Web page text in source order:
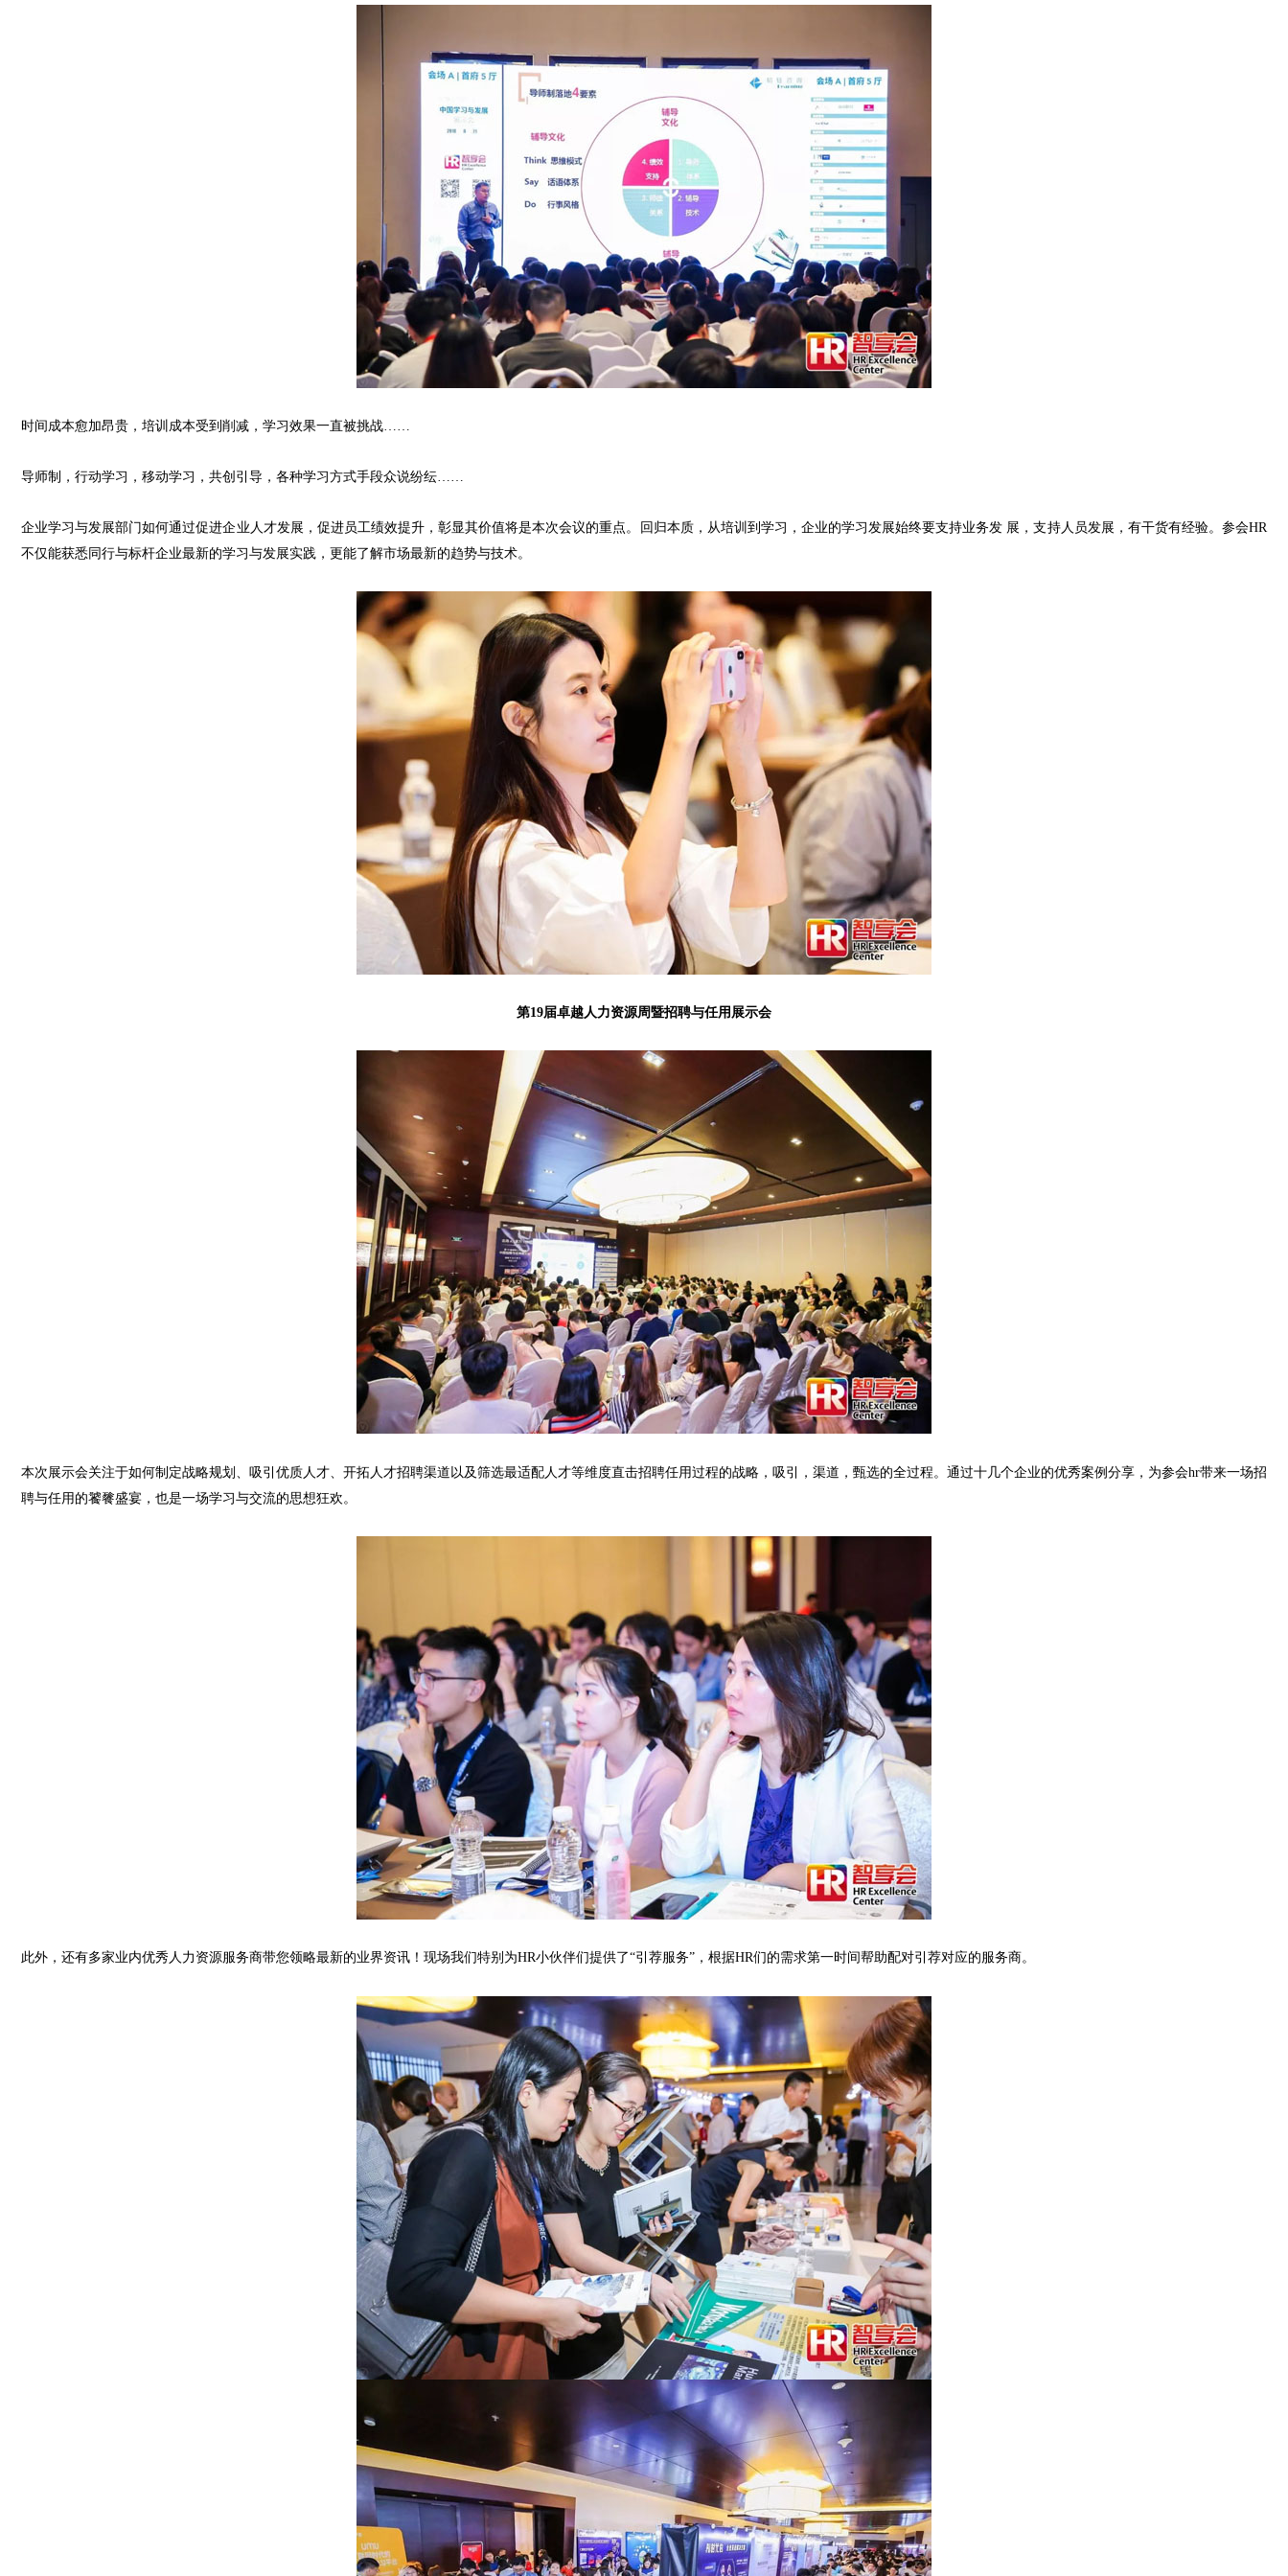
时间成本愈加昂贵，培训成本受到削减，学习效果一直被挑战……
导师制，行动学习，移动学习，共创引导，各种学习方式手段众说纷纭……
企业学习与发展部门如何通过促进企业人才发展，促进员工绩效提升，彰显其价值将是本次会议的重点。回归本质，从培训到学习，企业的学习发展始终要支持业务发 展，支持人员发展，有干货有经验。参会HR
不仅能获悉同行与标杆企业最新的学习与发展实践，更能了解市场最新的趋势与技术。
第19届卓越人力资源周暨招聘与任用展示会
本次展示会关注于如何制定战略规划、吸引优质人才、开拓人才招聘渠道以及筛选最适配人才等维度直击招聘任用过程的战略，吸引，渠道，甄选的全过程。通过十几个企业的优秀案例分享，为参会hr带来一场招
聘与任用的饕餮盛宴，也是一场学习与交流的思想狂欢。
此外，还有多家业内优秀人力资源服务商带您领略最新的业界资讯！现场我们特别为HR小伙伴们提供了“引荐服务”，根据HR们的需求第一时间帮助配对引荐对应的服务商。